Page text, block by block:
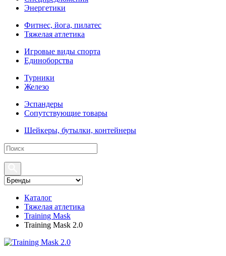
Энергетики
Фитнес, йога, пилатес
Тяжелая атлетика
Игровые виды спорта
Единоборства
Турники
Железо
Эспандеры
Сопутствующие товары
Шейкеры, бутылки, контейнеры
Каталог
Тяжелая атлетика
Training Mask
Training Mask 2.0